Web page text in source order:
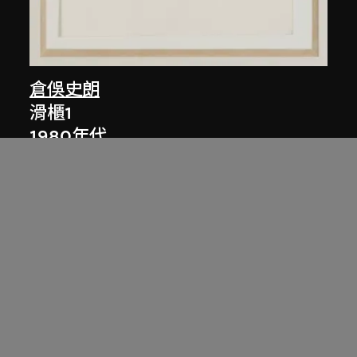
倉俁史朗
滑櫃1
1980年代